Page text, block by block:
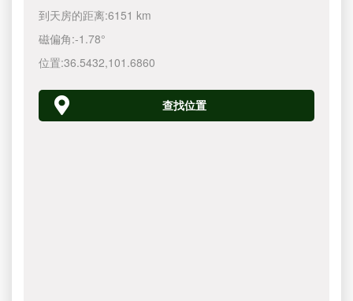
到天房的距离:6151 km
磁偏角:-1.78°
位置:36.5432,101.6860
查找位置